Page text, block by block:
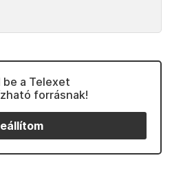
a Telexet
forrásnak!